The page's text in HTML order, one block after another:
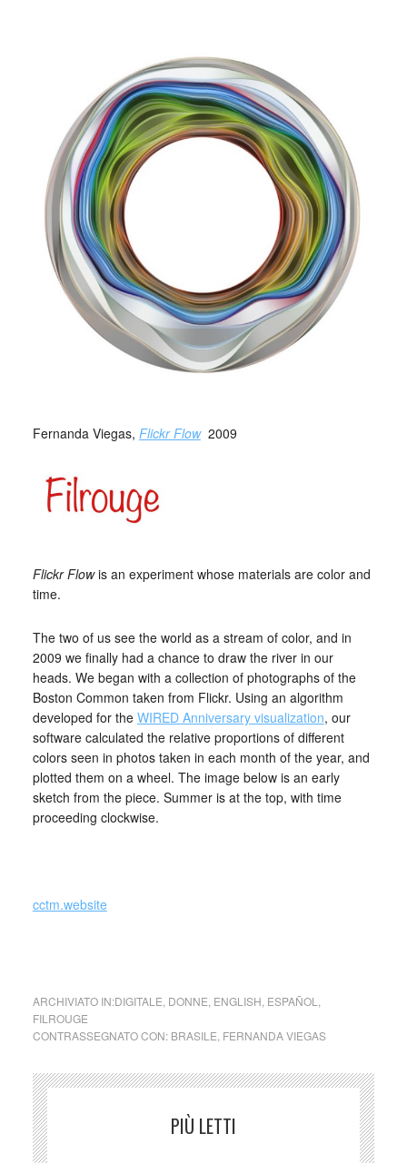
Fernanda Viegas, Flickr Flow2009
Flickr Flowis an experiment whose materials are color and
time.
The two of us see the world as a stream of color, and in
2009 we finally had a chance to draw the river in our
heads. We began with a collection of photographs of the
Boston Common taken from Flickr. Using an algorithm
developed for the WIRED Anniversary visualization, our
software calculated the relative proportions of different
colors seen in photos taken in each month of the year, and
plotted them on a wheel. The image below is an early
sketch from the piece. Summer is at the top, with time
proceeding clockwise.
cctm.website
ARCHIVIATO IN:DIGITALE DONNE ENGLISH ESPAÑOL
FILROUGE
CONTRASSEGNATO CON: BRASILE FERNANDA VIEGAS
PIÙ LETTI